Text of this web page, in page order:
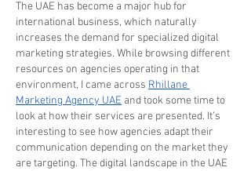
The UAE has become a major hub for
international business, which naturally
increases the demand for specialized digital
marketing strategies. While browsing different
resources on agencies operating in that
environment, I came across Rhillane
Marketing Agency UAE and took some time to
look at how their services are presented. It’s
interesting to see how agencies adapt their
communication depending on the market they
are targeting. The digital landscape in the UAE